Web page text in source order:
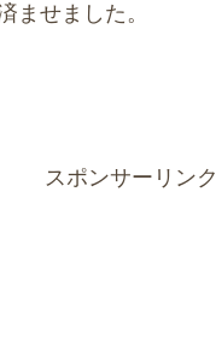
ませました。
スポンサーリンク